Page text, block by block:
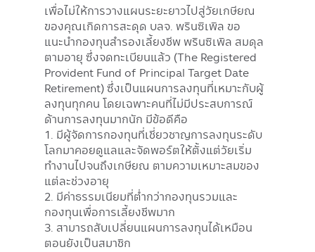
เพื่อไม่ให้การวางแผนระยะยาวไปสู่วัยเกษียณ
ของคุณเกิดการสะดุด บลจ. พรินซิเพิล ขอ
แนะนำกองทุนสำรองเลี้ยงชีพ พรินซิเพิล สมดุล
ตามอายุ ซึ่งจดทะเบียนแล้ว (The Registered
Provident Fund of Principal Target Date
Retirement) ซึ่งเป็นแผนการลงทุนที่เหมาะกับผู้
ลงทุนทุกคน โดยเฉพาะคนที่ไม่มีประสบการณ์
ด้านการลงทุนมากนัก มีข้อดีคือ
1. มีผู้จัดการกองทุนที่เชี่ยวชาญการลงทุนระดับ
โลกมาคอยดูแลและจัดพอร์ตให้ตั้งแต่วัยเริ่ม
ทำงานไปจนถึงเกษียณ ตามความเหมาะสมของ
แต่ละช่วงอายุ
2. มีค่าธรรมเนียมที่ต่ำกว่ากองทุนรวมและ
กองทุนเพื่อการเลี้ยงชีพมาก
3. สามารถสับเปลี่ยนแผนการลงทุนได้เหมือน
ตอนยังเป็นสมาชิก